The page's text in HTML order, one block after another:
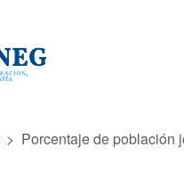
Porcentaje de población